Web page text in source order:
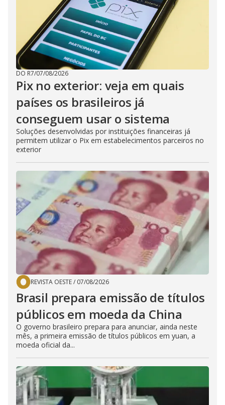
DO R7/07/08/2026
Pix no exterior: veja em quais
países os brasileiros já
conseguem usar o sistema
Soluções desenvolvidas por instituições financeiras já
permitem utilizar o Pix em estabelecimentos parceiros no
exterior
REVISTA OESTE/ 07/08/2026
Brasil prepara emissão de títulos
públicos em moeda da China
O governo brasileiro prepara para anunciar, ainda neste
mês, a primeira emissão de títulos públicos em yuan, a
moeda oficial da...